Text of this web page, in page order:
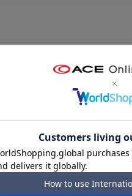
を施しています。
ズにも最適なビジネスバッグで
ンターロック加工が施していま